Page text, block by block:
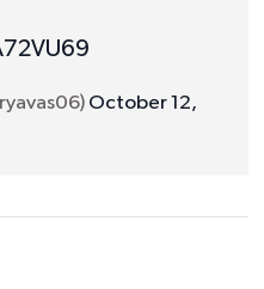
October 12,